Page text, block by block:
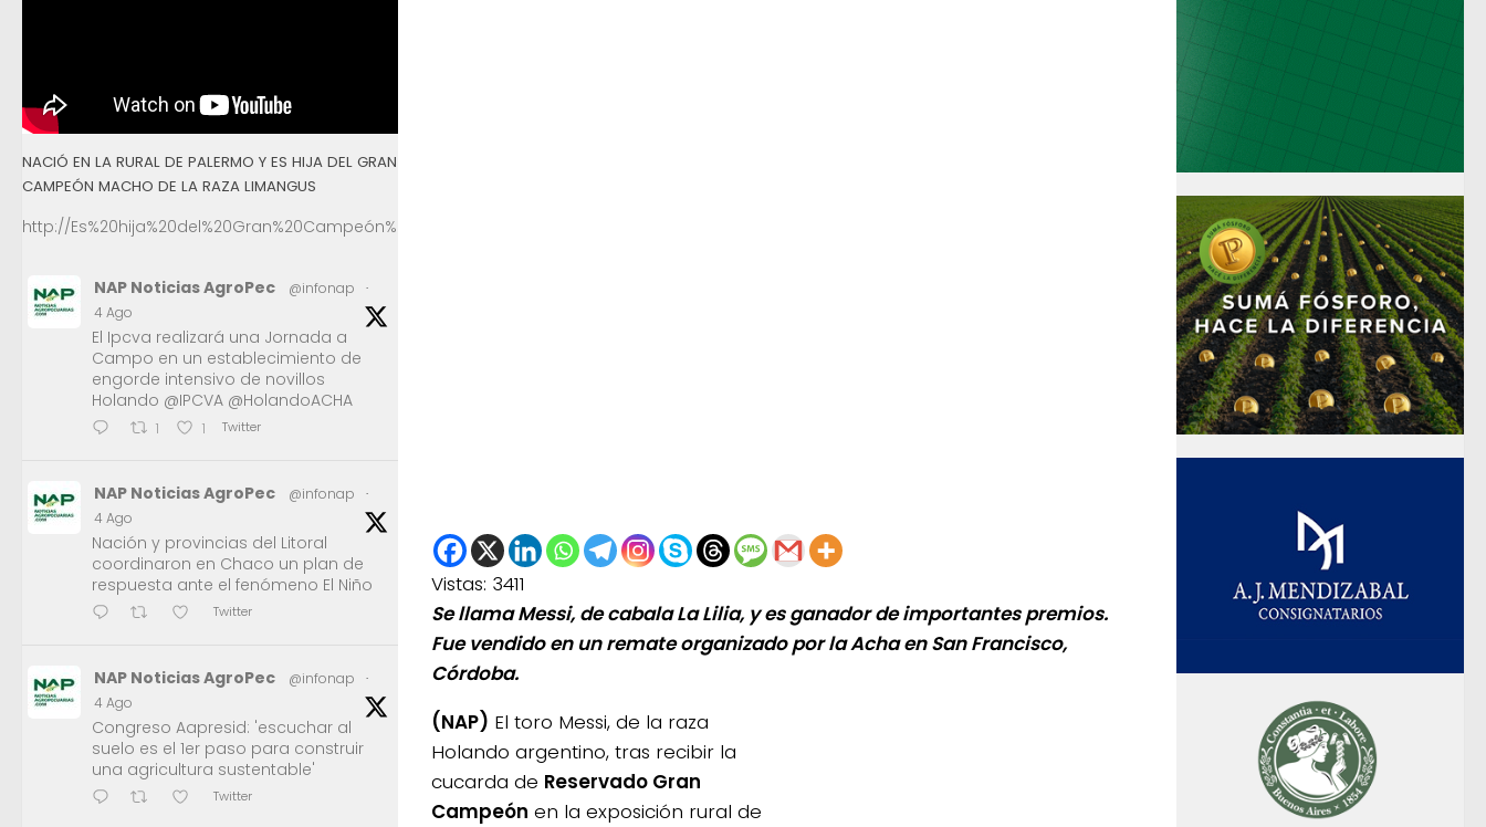
Vistas: 3411
Se llama Messi, de cabala La Lilia, y es ganador de importantes premios.
Fue vendido en un remate organizado por la Acha en San Francisco,
Córdoba.
(NAP) El toro Messi, de la raza
Holando argentino, tras recibir la
cucarda de Reservado Gran
Campeón en la exposición rural de
NACIÓ EN LA RURAL DE PALERMO Y ES HIJA DEL GRAN
CAMPEÓN MACHO DE LA RAZA LIMANGUS
http://Es%20hija%20del%20Gran%20Campeón%20Macho%20de%20la%20Raza%20Limangus,
NAP Noticias AgroPec @infonap
·
4 Ago
El Ipcva realizará una Jornada a
Campo en un establecimiento de
engorde intensivo de novillos
Holando @IPCVA @HolandoACHA
1 1 Twitter
NAP Noticias AgroPec @infonap
·
4 Ago
Nación y provincias del Litoral
coordinaron en Chaco un plan de
respuesta ante el fenómeno El Niño
Twitter
NAP Noticias AgroPec @infonap
·
4 Ago
Congreso Aapresid: 'escuchar al
suelo es el 1er paso para construir
una agricultura sustentable'
Twitter